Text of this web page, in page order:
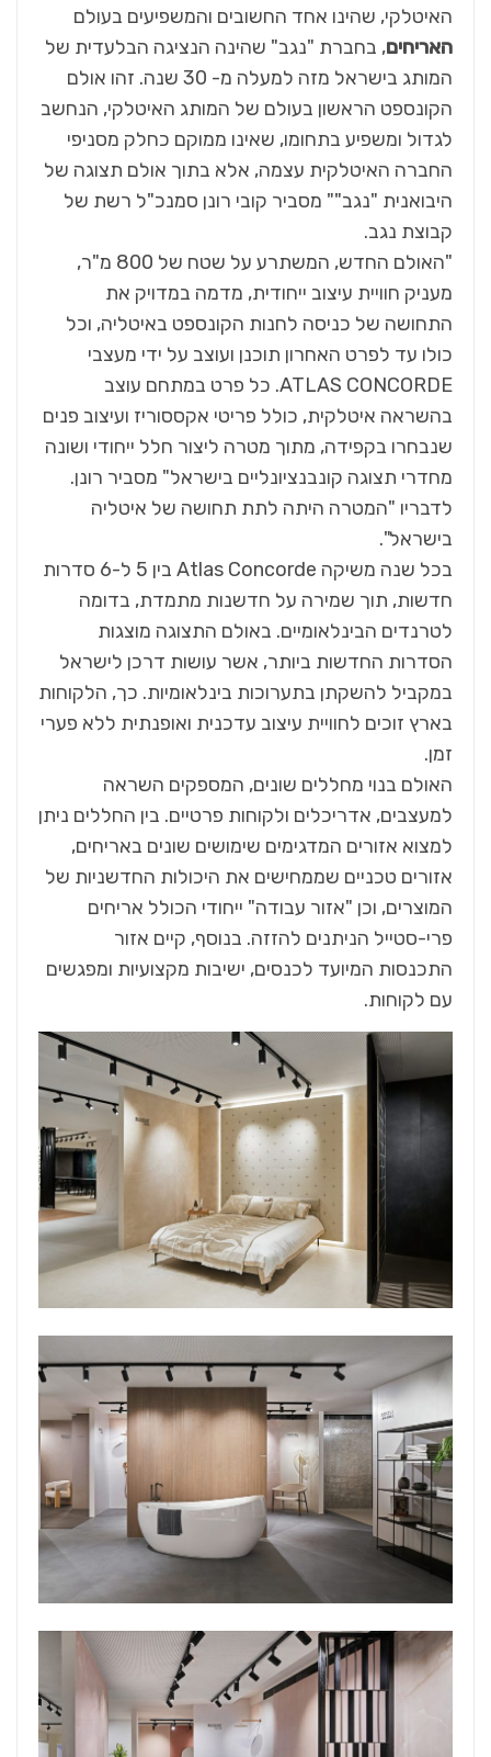
האיטלקי, שהינו אחד החשובים והמשפיעים בעולם
האריחים, בחברת "נגב" שהינה הנציגה הבלעדית של
המותג בישראל מזה למעלה מ- 30 שנה. זהו אולם
הקונספט הראשון בעולם של המותג האיטלקי, הנחשב
לגדול ומשפיע בתחומו, שאינו ממוקם כחלק מסניפי
החברה האיטלקית עצמה, אלא בתוך אולם תצוגה של
היבואנית "נגב"" מסביר קובי רונן סמנכ"ל רשת של
קבוצת נגב.
"האולם החדש, המשתרע על שטח של 800 מ"ר,
מעניק חוויית עיצוב ייחודית, מדמה במדויק את
התחושה של כניסה לחנות הקונספט באיטליה, וכל
כולו עד לפרט האחרון תוכנן ועוצב על ידי מעצבי
ATLAS CONCORDE. כל פרט במתחם עוצב
בהשראה איטלקית, כולל פריטי אקססוריז ועיצוב פנים
שנבחרו בקפידה, מתוך מטרה ליצור חלל ייחודי ושונה
מחדרי תצוגה קונבנציונליים בישראל" מסביר רונן.
לדבריו "המטרה היתה לתת תחושה של איטליה
בישראל".
בכל שנה משיקה Atlas Concorde בין 5 ל-6 סדרות
חדשות, תוך שמירה על חדשנות מתמדת, בדומה
לטרנדים הבינלאומיים. באולם התצוגה מוצגות
הסדרות החדשות ביותר, אשר עושות דרכן לישראל
במקביל להשקתן בתערוכות בינלאומיות. כך, הלקוחות
בארץ זוכים לחוויית עיצוב עדכנית ואופנתית ללא פערי
זמן.
האולם בנוי מחללים שונים, המספקים השראה
למעצבים, אדריכלים ולקוחות פרטיים. בין החללים ניתן
למצוא אזורים המדגימים שימושים שונים באריחים,
אזורים טכניים שממחישים את היכולות החדשניות של
המוצרים, וכן "אזור עבודה" ייחודי הכולל אריחים
פרי-סטייל הניתנים להזזה. בנוסף, קיים אזור
התכנסות המיועד לכנסים, ישיבות מקצועיות ומפגשים
עם לקוחות.